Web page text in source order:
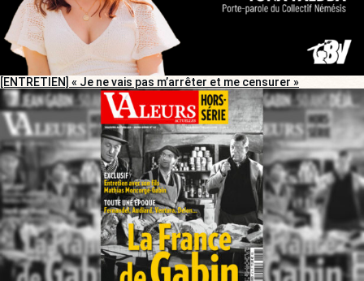
[ENTRETIEN] « Je ne vais pas m’arrêter et me censurer »